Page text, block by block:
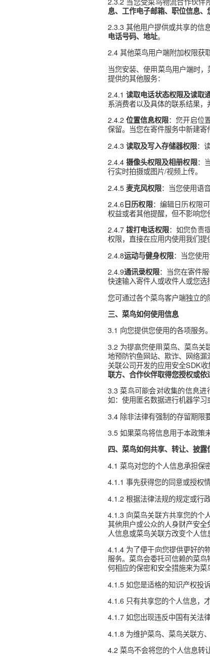
2.2.2 菜鸟还可能因提供
卷答复信息、以及您与
站欺诈和木马病毒，菜鸟
用您的设备信息和实现该
2.3 第三方向菜鸟提供
据法律的规定或与您的约
2.3.1 为了完成您所选择
2.3.2 当您受菜鸟物流合
息、工作电子邮箱、职位
2.3.3 其他用户提供或共
电话号码、地址。
2.4 其他菜鸟用户端附加
当您安装、使用菜鸟用
提供的其他服务：
2.4.1 读取电话状态权限
系消费者以及具体的联系
2.4.2 位置信息权限：您
保留。当您在寄件服务
读取及写入存储器
2.4.4 摄像头权限及相册权
行实时拍摄或图片/视频上
2.4.5 麦克风权限：当您
2.4.6日历权限：编辑日
权益或者其他提醒，但不
2.4.7 拨打电话权限：如
权限，直接在应用内使
2.4.8运动与健身权限：
2.4.9通讯录权限：当您
您可通过各个菜鸟客户
三、菜鸟如何使用信息
3.1 向您提供您使用的各
3.2 为提高您使用菜鸟、
地预防钓鱼网站、欺诈
关联公司开发的应用安全
联方、合作伙伴取得您
3.3 菜鸟可能会对收集
如：使用匿名数据进行机
3.4 除非法律有强制的存
四、菜鸟如何共享、转让
4.1 菜鸟对您的个人信息